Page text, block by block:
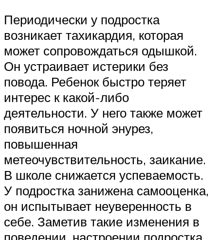
Периодически у подростка
возникает тахикардия, которая
может сопровождаться одышкой.
Он устраивает истерики без
повода. Ребенок быстро теряет
интерес к какой-либо
деятельности. У него также может
появиться ночной энурез,
повышенная
метеочувствительность, заикание.
В школе снижается успеваемость.
У подростка занижена самооценка,
он испытывает неуверенность в
себе. Заметив такие изменения в